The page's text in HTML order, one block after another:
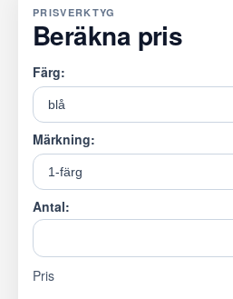
PRISVERKTYG
Beräkna pris
Färg:
Märkning:
Antal:
Pris